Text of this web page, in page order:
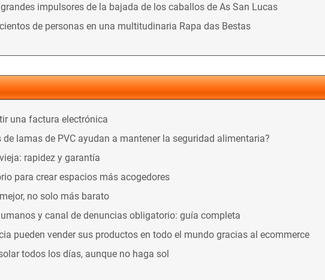
impulsores de la bajada de los caballos de As San Lucas
de personas en una multitudinaria Rapa das Bestas
una factura electrónica
lamas de PVC ayudan a mantener la seguridad alimentaria?
rapidez y garantía
para crear espacios más acogedores
no solo más barato
y canal de denuncias obligatorio: guía completa
pueden vender sus productos en todo el mundo gracias al ecommerce
todos los días, aunque no haga sol